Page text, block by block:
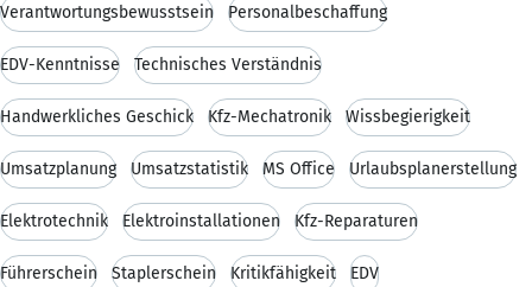
Verantwortungsbewusstsein Personalbeschaffung
EDV-Kenntnisse Technisches Verständnis
Handwerkliches Geschick Kfz-Mechatronik Wissbegierigkeit
Umsatzplanung Umsatzstatistik MS Office Urlaubsplanerstellung
Elektrotechnik Elektroinstallationen Kfz-Reparaturen
Führerschein Staplerschein Kritikfähigkeit EDV